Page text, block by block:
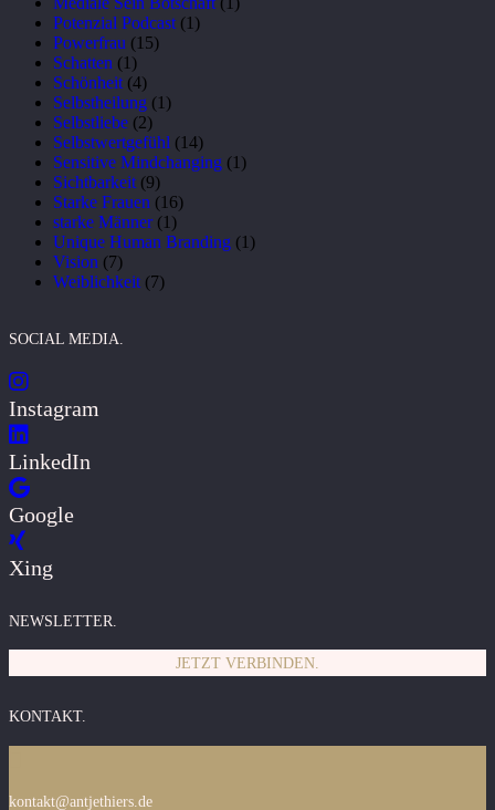
Potenzial Podcast (1)
Powerfrau (15)
Schatten (1)
Schönheit (4)
Selbstheilung (1)
Selbstliebe (2)
Selbstwertgefühl (14)
Sensitive Mindchanging (1)
Sichtbarkeit (9)
Starke Frauen (16)
starke Männer(1)
Unique Human Branding (1)
Vision (7)
Weiblichkeit (7)
SOCIAL MEDIA.
Instagram
LinkedIn
Google
Xing
NEWSLETTER.
JETZT VERBINDEN.
KONTAKT.
kontakt@antjethiers.de